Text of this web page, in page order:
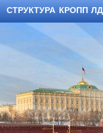
СТРУКТУРА КРОПП